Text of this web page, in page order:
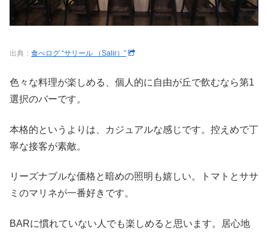
出典： 食べログ “サリール （Salir）”
色々な料理が楽しめる、個人的に自由が丘で飲むなら第1
選択のバーです。
本格的というよりは、カジュアルな感じです。控えめで丁
寧な接客が素敵。
リーズナブルな価格と暗めの照明も嬉しい。トマトとササ
ミのマリネが一番好きです。
BARに慣れていない人でも楽しめると思います。居心地